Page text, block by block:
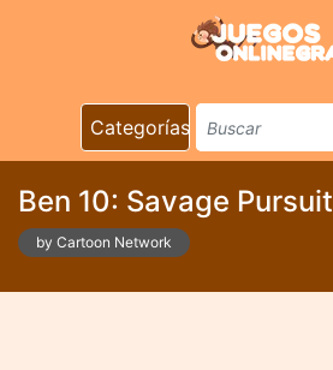
Categorías
Ben 10: Savage Pursuit
by Cartoon Network